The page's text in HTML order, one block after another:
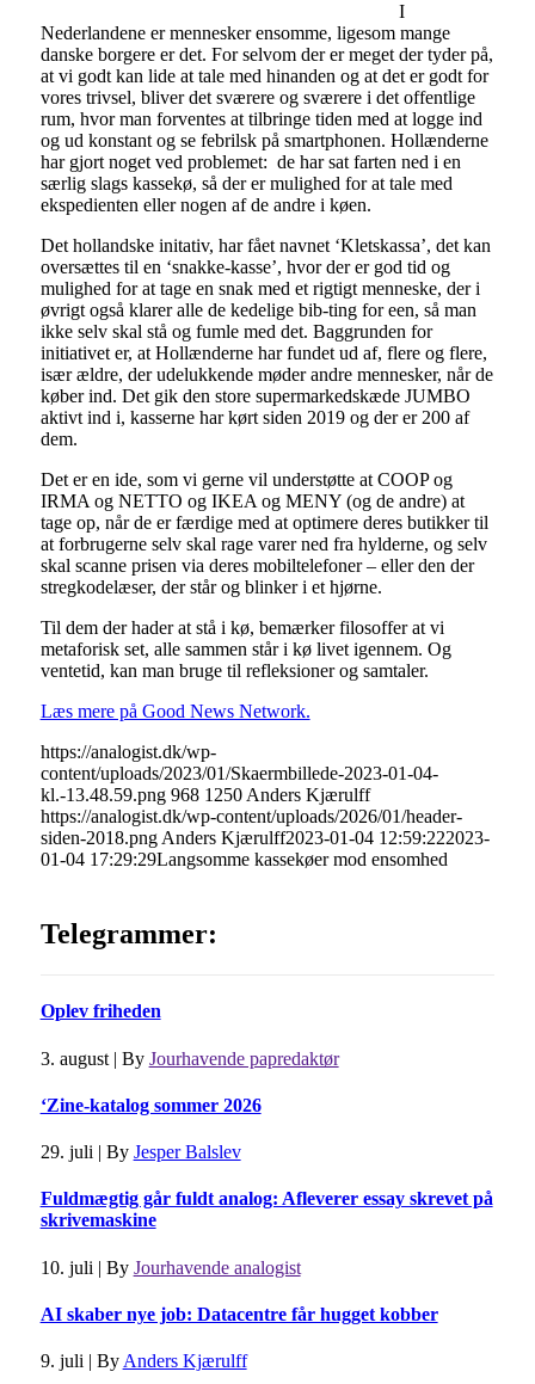
I
Nederlandene er mennesker ensomme, ligesom mange
danske borgere er det. For selvom der er meget der tyder på,
at vi godt kan lide at tale med hinanden og at det er godt for
vores trivsel, bliver det sværere og sværere i det offentlige
rum, hvor man forventes at tilbringe tiden med at logge ind
og ud konstant og se febrilsk på smartphonen. Hollænderne
har gjort noget ved problemet: de har sat farten ned i en
særlig slags kassekø, så der er mulighed for at tale med
ekspedienten eller nogen af de andre i køen.
Det hollandske initativ, har fået navnet ‘Kletskassa’, det kan
oversættes til en ‘snakke-kasse’, hvor der er god tid og
mulighed for at tage en snak med et rigtigt menneske, der i
øvrigt også klarer alle de kedelige bib-ting for een, så man
ikke selv skal stå og fumle med det. Baggrunden for
initiativet er, at Hollænderne har fundet ud af, flere og flere,
især ældre, der udelukkende møder andre mennesker, når de
køber ind. Det gik den store supermarkedskæde JUMBO
aktivt ind i, kasserne har kørt siden 2019 og der er 200 af
dem.
Det er en ide, som vi gerne vil understøtte at COOP og
IRMA og NETTO og IKEA og MENY (og de andre) at
tage op, når de er færdige med at optimere deres butikker til
at forbrugerne selv skal rage varer ned fra hylderne, og selv
skal scanne prisen via deres mobiltelefoner – eller den der
stregkodelæser, der står og blinker i et hjørne.
Til dem der hader at stå i kø, bemærker filosoffer at vi
metaforisk set, alle sammen står i kø livet igennem. Og
ventetid, kan man bruge til refleksioner og samtaler.
Læs mere på Good News Network.
https://analogist.dk/wp-
content/uploads/2023/01/Skaermbillede-2023-01-04-
kl.-13.48.59.png 968 1250 Anders Kjærulff
https://analogist.dk/wp-content/uploads/2026/01/header-
siden-2018.png Anders Kjærulff2023-01-04 12:59:222023-
01-04 17:29:29Langsomme kassekøer mod ensomhed
Telegrammer:
Oplev friheden
3. august | By Jourhavende papredaktør
‘Zine-katalog sommer 2026
29. juli | By Jesper Balslev
Fuldmægtig går fuldt analog: Afleverer essay skrevet på
skrivemaskine
10. juli | By Jourhavende analogist
AI skaber nye job: Datacentre får hugget kobber
9. juli | By Anders Kjærulff